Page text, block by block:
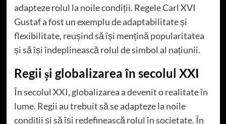
adapteze rolul la noile condiții. Regele Carl XVI
Gustaf a fost un exemplu de adaptabilitate și
flexibilitate, reușind să își mențină popularitatea
și să își îndeplinească rolul de simbol al națiunii.
Regii și globalizarea în secolul XXI
În secolul XXI, globalizarea a devenit o realitate în
lume. Regii au trebuit să se adapteze la noile
condiții și să își redefinească rolul în societate. În